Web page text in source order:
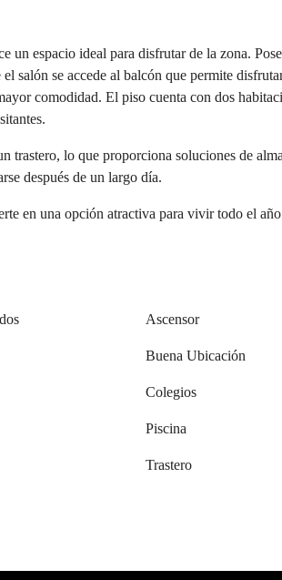
un espacio ideal para disfrutar de la zona.
salón se accede al balcón que permite
comodidad. El piso cuenta con dos
trastero, lo que proporciona soluciones de
después de un largo día.
en una opción atractiva para vivir todo el
Ascensor
Buena Ubicación
Colegios
Piscina
Trastero